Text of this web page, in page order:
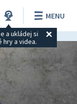
a ukládej si
a videa.
MENU